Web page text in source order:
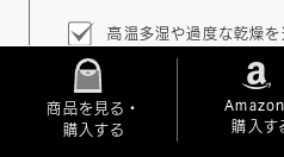
商品を見る・
購入する
購入す
高温多湿や過度な乾燥を
粘着性が低下する可能性